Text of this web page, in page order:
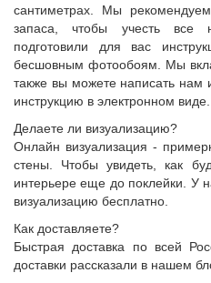
сантиметрах. Мы
запаса, чтобы учесть
подготовили для вас
бесшовным фотообоям. Мы
также вы можете написать
инструкцию в электронном виде.
Делаете ли визуализацию?
Онлайн визуализация -
стены. Чтобы увидеть, как
интерьере еще до поклейки. У
визуализацию бесплатно.
Как доставляете?
Быстрая доставка по всей
доставки рассказали в нашем